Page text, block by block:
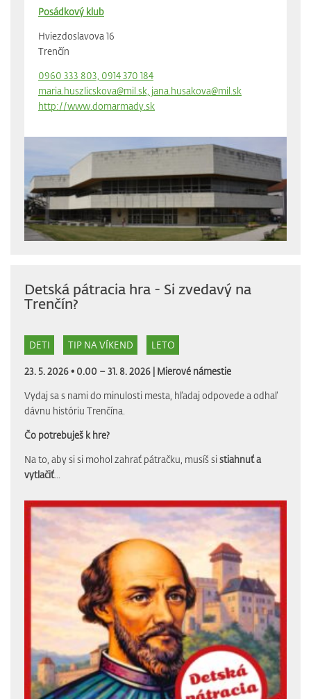
Posádkový klub
Hviezdoslavova 16
Trenčín
0960 333 803, 0914 370 184
maria.huszlicskova@mil.sk, jana.husakova@mil.sk
http://www.domarmady.sk
Detská pátracia hra - Si zvedavý na
Trenčín?
DETI TIP NA VÍKEND LETO
23. 5. 2026 • 0.00 – 31. 8. 2026 | Mierové námestie
Vydaj sa s nami do minulosti mesta, hľadaj odpovede a odhaľ
dávnu históriu Trenčína.
Čo potrebuješ k hre?
Na to, aby si si mohol zahrať pátračku, musíš sistiahnuť a
vytlačiť...